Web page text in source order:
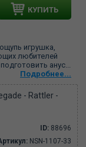
КУПИТЬ
игрушка,
любителей
анус...
Подробнее...
- Rattler -
ID: 88696
NSN-1107-33